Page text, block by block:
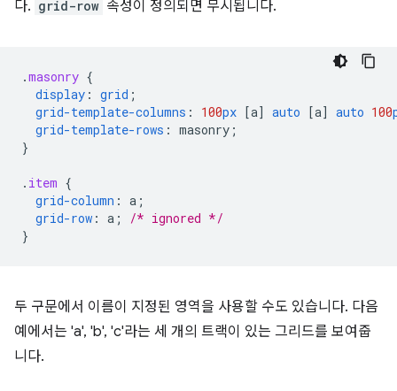
다. grid-row 속성이 정의되면 무시됩니다.
.masonry {
display : grid ;
grid-template-columns : 100px [a] auto [a] auto 100
grid-template-rows : masonry ;
}
. item {
grid-column : a ;
grid-row : a ;
/* ignored */
}
두 구문에서 이름이 지정된 영역을 사용할 수도 있습니다. 다음
예에서는 'a', 'b', 'c'라는 세 개의 트랙이 있는 그리드를 보여줍
니다.